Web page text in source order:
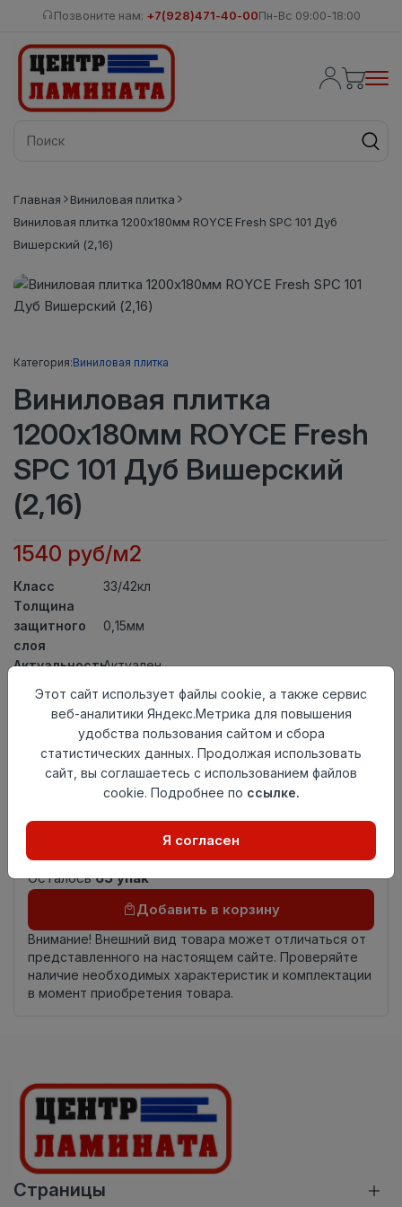
Позвоните нам: +7(928)471-40-00Пн-Вс 09:00-18:00
Главная
Виниловая плитка
Виниловая плитка 1200x180мм ROYCE Fresh SPC 101 Дуб
Вишерский (2,16)
Категория:Виниловая плитка
Виниловая плитка
1200x180мм ROYCE Fresh
SPC 101 Дуб Вишерский
(2,16)
1540 руб/м2
Класс
33/42кл
Толщина
защитного
слоя
0,15мм
АктуальностьАктуален
1200x180мм
Теплый пол
Замковый метод
Страна
Осталось65 упак
Добавить в корзину
Внимание! Внешний вид товара может отличаться от
представленного на настоящем сайте. Проверяйте
наличие необходимых характеристик и комплектации
в момент приобретения товара.
Страницы
Этот сайт использует файлы cookie, а также сервис
веб-аналитики Яндекс.Метрика для повышения
удобства пользования сайтом и сбора
статистических данных. Продолжая использовать
сайт, вы соглашаетесь с использованием файлов
cookie. Подробнее по ссылке.
Я согласен